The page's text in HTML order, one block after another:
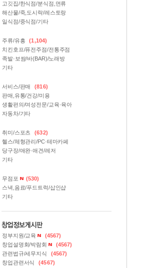
고깃집/한식점/분식점,면류
해산물/죽,도시락/레스토랑
일식점/중식점/기타
주류/유흥
(1,104)
치킨호프/퓨전주점/전통주점
족발·보쌈/바(BAR)/노래방
기타
서비스/판매
(816)
판매,유통/건강/미용
생활편의/여성전문/교육·육아
자동차/기타
취미/스포츠
(632)
헬스/체형관리/PC·테마카페
당구장/애완·애견/레저
기타
무점포
(530)
스낵,음료/푸드트럭/삽인샵
기타
정부지원/교육
(4567)
창업설명회/박람회
(4567)
관련법규/세무지식
(4567)
창업관련서식
(4567)